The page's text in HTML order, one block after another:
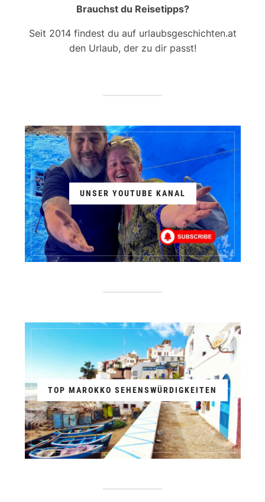
Brauchst du Reisetipps?
Seit 2014 findest du auf urlaubsgeschichten.at
den Urlaub, der zu dir passt!
UNSER YOUTUBE KANAL
TOP MAROKKO SEHENSWÜRDIGKEITEN